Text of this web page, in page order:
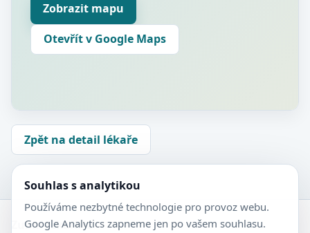
Zobrazit mapu
Otevřít v Google Maps
Zpět na detail lékaře
Zubní-lékaři.cz
Souhlas s analytikou
Používáme nezbytné technologie pro provoz webu.
Google Analytics zapneme jen po vašem souhlasu.